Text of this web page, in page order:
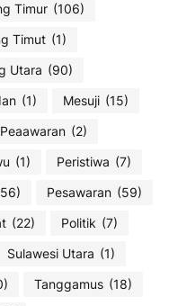
Timur (106)
Timut (1)
Utara (90)
(1) Mesuji (15)
Peaawaran (2)
(1) Peristiwa (7)
Pesawaran (59)
(22) Politik (7)
Sulawesi Utara (1)
Tanggamus (18)